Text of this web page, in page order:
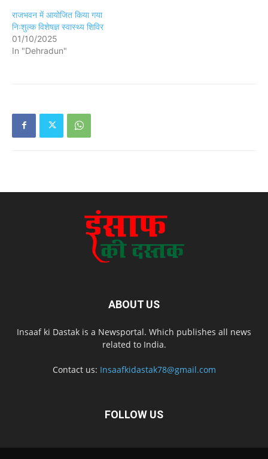
राजभवन में आयोजित किया गया
निःशुल्क विशेषज्ञ स्वास्थ्य शिविर
01/10/2025
In "Dehradun"
ABOUT US
Insaaf ki Dastak is a Newsportal. Which publishes all news
related to India.
Contact us: Insaafkidastak78@gmail.com
FOLLOW US